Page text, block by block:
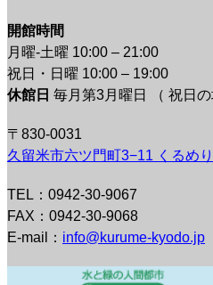
開館時間
月曜-土曜 10:00 – 21:00
祝日・日曜 10:00 – 19:00
休館日 毎月第3月曜日 （ 祝日の
〒830-0031
久留米市六ツ門町3−11 くるめ
TEL：0942-30-9067
FAX：0942-30-9068
E-mail： info@kurume-kyodo.jp